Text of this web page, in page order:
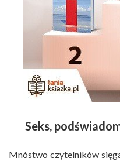
Seks,
Mnóstwo czytelników